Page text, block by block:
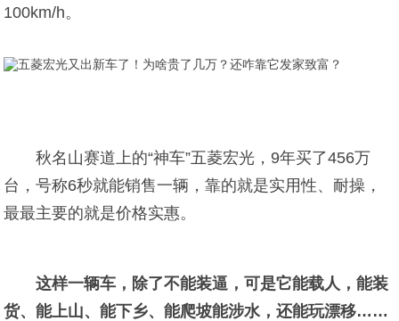
100km/h。
秋名山赛道上的“神车”五菱宏光，9年买了456万
台，号称6秒就能销售一辆，靠的就是实用性、耐操，
最最主要的就是价格实惠。
这样一辆车，除了不能装逼，可是它能载人，能装
货、能上山、能下乡、能爬坡能涉水，还能玩漂移……